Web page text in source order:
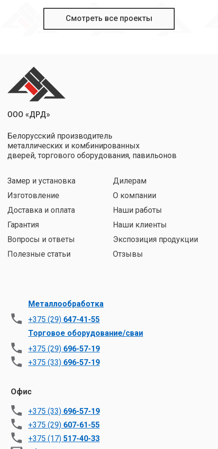
Смотреть все проекты
ООО «ДРД»
Белорусский производитель
металлических и комбинированных
дверей, торгового оборудования, павильонов
Замер и установка
Изготовление
Доставка и оплата
Гарантия
Вопросы и ответы
Полезные статьи
Дилерам
О компании
Наши работы
Наши клиенты
Экспозиция продукции
Отзывы
Металлообработка
+375 (29) 647-41-55
Торговое оборудование/сваи
+375 (29) 696-57-19
+375 (33) 696-57-19
Офис
+375 (33) 696-57-19
+375 (29) 607-61-55
+375 (17) 517-40-33